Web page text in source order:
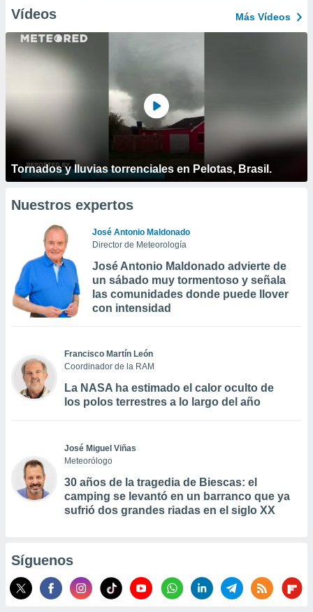
Vídeos Más Vídeos
Tornados y lluvias torrenciales en Pelotas, Brasil.
Nuestros expertos
José Antonio Maldonado
Director de Meteorología
José Antonio Maldonado advierte de
un sábado muy tormentoso y señala
las comunidades donde puede llover
con intensidad
Francisco Martín León
Coordinador de la RAM
La NASA ha estimado el calor oculto de
los polos terrestres a lo largo del año
José Miguel Viñas
Meteorólogo
30 años de la tragedia de Biescas: el
camping se levantó en un barranco que ya
sufrió dos grandes riadas en el siglo XX
Síguenos